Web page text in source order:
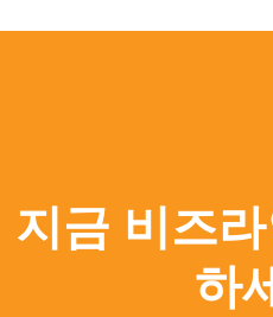
지금 비즈
하